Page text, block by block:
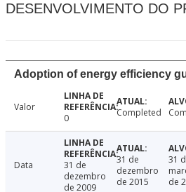
DESENVOLVIMENTO DO
Adoption of energy efficiency
Valor
0
Completed
Data
31 de
dezembro
de 2009
31 de
dezembro
de 2015
31
de